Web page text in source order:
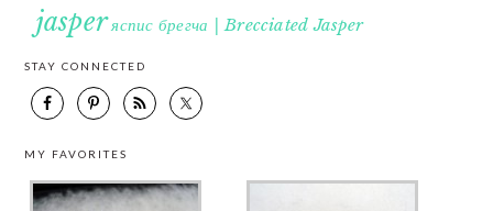
jasperяспис брегча | Brecciated Jasper
STAY CONNECTED
MY FAVORITES